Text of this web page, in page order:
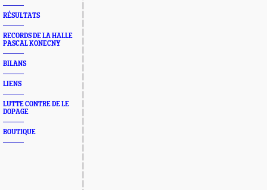
RÉSULTATS
RECORDS DE LA HALLE
PASCAL KONECNY
BILANS
LIENS
LUTTE CONTRE DE LE
DOPAGE
BOUTIQUE